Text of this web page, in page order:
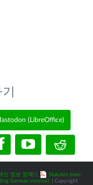
(LibreOffice)
인 정보 정책)
Statutes (non-
German version)
| Copyright